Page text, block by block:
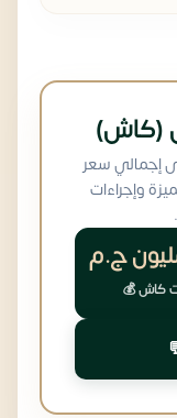
(كاش)
إجمالي سعر
وإجراءات
ج.م
كاش 💰